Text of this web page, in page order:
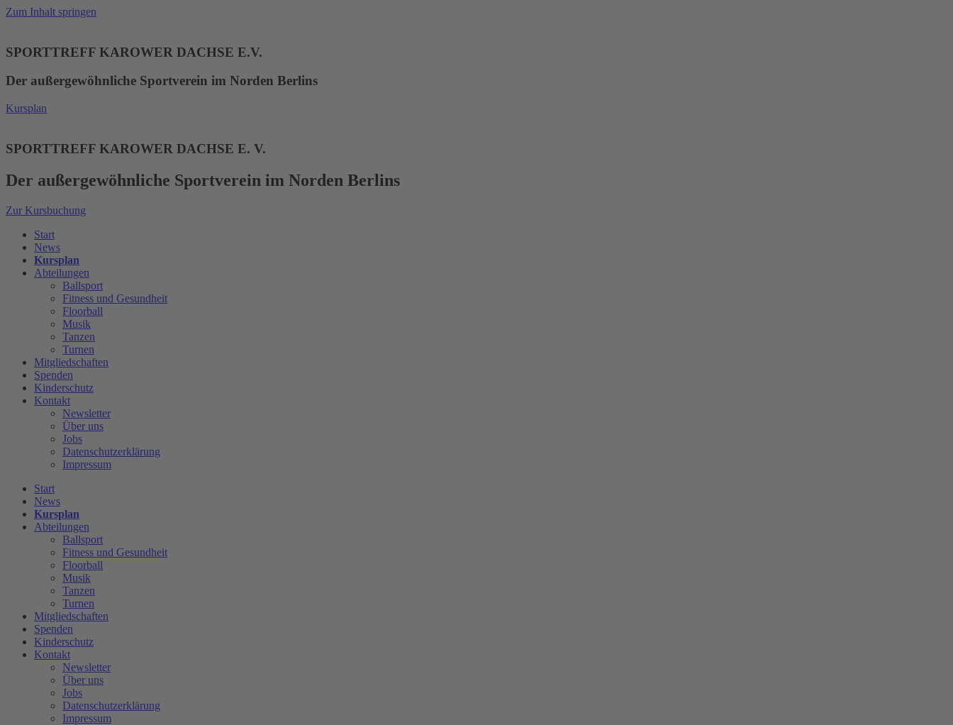
Zum Inhalt springen
SPORTTREFF KAROWER DACHSE E.V.
Der außergewöhnliche Sportverein im Norden Berlins
Kursplan
SPORTTREFF KAROWER DACHSE E. V.
Der außergewöhnliche Sportverein im Norden Berlins
Zur Kursbuchung
Start
News
Kursplan
Abteilungen
Ballsport
Fitness und Gesundheit
Floorball
Musik
Tanzen
Turnen
Mitgliedschaften
Spenden
Kinderschutz
Kontakt
Newsletter
Über uns
Jobs
Datenschutzerklärung
Impressum
Start
News
Kursplan
Abteilungen
Ballsport
Fitness und Gesundheit
Floorball
Musik
Tanzen
Turnen
Mitgliedschaften
Spenden
Kinderschutz
Kontakt
Newsletter
Über uns
Jobs
Datenschutzerklärung
Impressum